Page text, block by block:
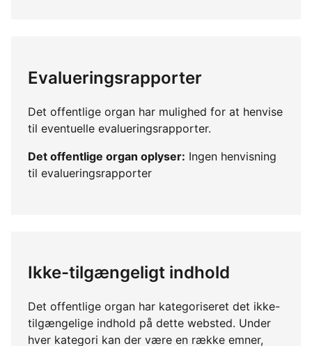
Evalueringsrapporter
Det offentlige organ har mulighed for at henvise
til eventuelle evalueringsrapporter.
Det offentlige organ oplyser: Ingen henvisning
til evalueringsrapporter
Ikke-tilgængeligt indhold
Det offentlige organ har kategoriseret det ikke-
tilgængelige indhold på dette websted. Under
hver kategori kan der være en række emner,